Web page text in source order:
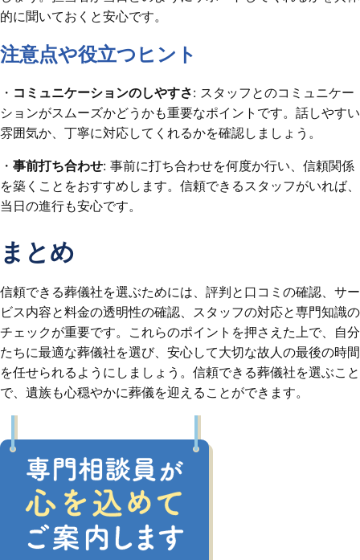
的に聞いておくと安心です。
注意点や役立つヒント
・ コミュニケーションのしやすさ: スタッフとのコミュニケー
ションがスムーズかどうかも重要なポイントです。話しやすい
雰囲気か、丁寧に対応してくれるかを確認しましょう。
・ 事前打ち合わせ: 事前に打ち合わせを何度か行い、信頼関係
を築くことをおすすめします。信頼できるスタッフがいれば、
当日の進行も安心です。
まとめ
信頼できる葬儀社を選ぶためには、評判と口コミの確認、サー
ビス内容と料金の透明性の確認、スタッフの対応と専門知識の
チェックが重要です。これらのポイントを押さえた上で、自分
たちに最適な葬儀社を選び、安心して大切な故人の最後の時間
を任せられるようにしましょう。信頼できる葬儀社を選ぶこと
で、遺族も心穏やかに葬儀を迎えることができます。